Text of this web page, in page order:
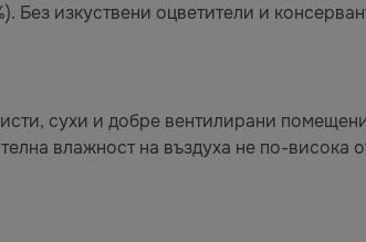
Без изкуствени оцветители и
сухи и добре вентилирани
влажност на въздуха не по-висока